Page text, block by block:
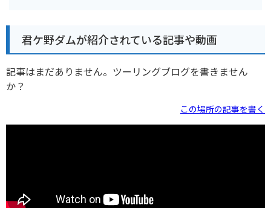
君ケ野ダムが紹介されている記事や動画
記事はまだありません。ツーリングブログを書きません
か？
この場所の記事を書く